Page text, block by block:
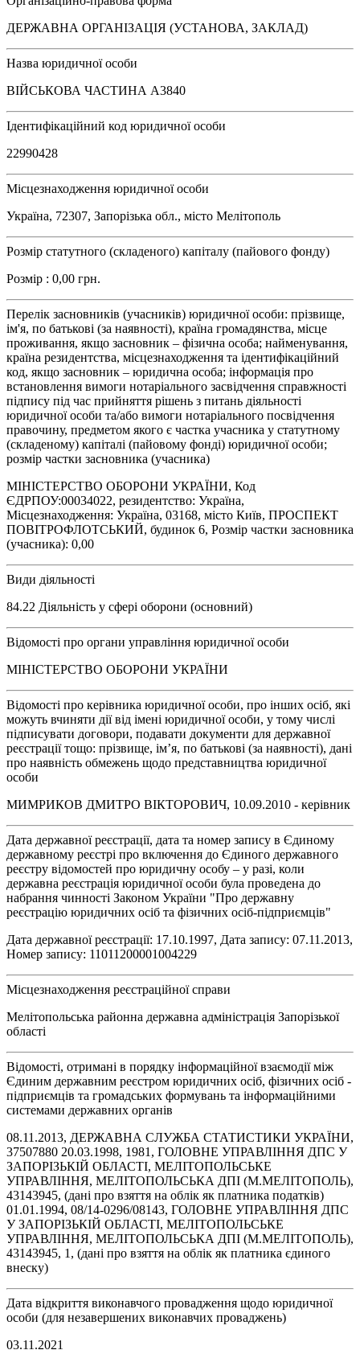
ДЕРЖАВНА ОРГАНІЗАЦІЯ (УСТАНОВА, ЗАКЛАД)
Назва юридичної особи
ВІЙСЬКОВА ЧАСТИНА А3840
Ідентифікаційний код юридичної особи
22990428
Місцезнаходження юридичної особи
Україна, 72307, Запорізька обл., місто Мелітополь
Розмір статутного (складеного) капіталу (пайового фонду)
Розмір : 0,00 грн.
Перелік засновників (учасників) юридичної особи: прізвище,
ім'я, по батькові (за наявності), країна громадянства, місце
проживання, якщо засновник – фізична особа; найменування,
країна резидентства, місцезнаходження та ідентифікаційний
код, якщо засновник – юридична особа; інформація про
встановлення вимоги нотаріального засвідчення справжності
підпису під час прийняття рішень з питань діяльності
юридичної особи та/або вимоги нотаріального посвідчення
правочину, предметом якого є частка учасника у статутному
(складеному) капіталі (пайовому фонді) юридичної особи;
розмір частки засновника (учасника)
МІНІСТЕРСТВО ОБОРОНИ УКРАЇНИ, Код
ЄДРПОУ:00034022, резидентство: Україна,
Місцезнаходження: Україна, 03168, місто Київ, ПРОСПЕКТ
ПОВІТРОФЛОТСЬКИЙ, будинок 6, Розмір частки засновника
(учасника): 0,00
Види діяльності
84.22 Діяльність у сфері оборони (основний)
Відомості про органи управління юридичної особи
МІНІСТЕРСТВО ОБОРОНИ УКРАЇНИ
Відомості про керівника юридичної особи, про інших осіб, які
можуть вчиняти дії від імені юридичної особи, у тому числі
підписувати договори, подавати документи для державної
реєстрації тощо: прізвище, ім’я, по батькові (за наявності), дані
про наявність обмежень щодо представництва юридичної
особи
МИМРИКОВ ДМИТРО ВІКТОРОВИЧ, 10.09.2010 - керівник
Дата державної реєстрації, дата та номер запису в Єдиному
державному реєстрі про включення до Єдиного державного
реєстру відомостей про юридичну особу – у разі, коли
державна реєстрація юридичної особи була проведена до
набрання чинності Законом України "Про державну
реєстрацію юридичних осіб та фізичних осіб-підприємців"
Дата державної реєстрації: 17.10.1997, Дата запису: 07.11.2013,
Номер запису: 11011200001004229
Місцезнаходження реєстраційної справи
Мелітопольська районна державна адміністрація Запорізької
області
Відомості, отримані в порядку інформаційної взаємодії між
Єдиним державним реєстром юридичних осіб, фізичних осіб -
підприємців та громадських формувань та інформаційними
системами державних органів
08.11.2013, ДЕРЖАВНА СЛУЖБА СТАТИСТИКИ УКРАЇНИ,
37507880 20.03.1998, 1981, ГОЛОВНЕ УПРАВЛІННЯ ДПС У
ЗАПОРІЗЬКІЙ ОБЛАСТІ, МЕЛІТОПОЛЬСЬКЕ
УПРАВЛІННЯ, МЕЛІТОПОЛЬСЬКА ДПІ (М.МЕЛІТОПОЛЬ),
43143945, (дані про взяття на облік як платника податків)
01.01.1994, 08/14-0296/08143, ГОЛОВНЕ УПРАВЛІННЯ ДПС
У ЗАПОРІЗЬКІЙ ОБЛАСТІ, МЕЛІТОПОЛЬСЬКЕ
УПРАВЛІННЯ, МЕЛІТОПОЛЬСЬКА ДПІ (М.МЕЛІТОПОЛЬ),
43143945, 1, (дані про взяття на облік як платника єдиного
внеску)
Дата відкриття виконавчого провадження щодо юридичної
особи (для незавершених виконавчих проваджень)
03.11.2021